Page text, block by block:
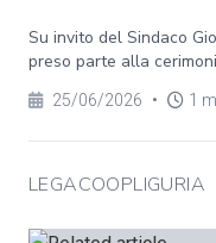
Su invito del Sindaco
preso parte alla
25/06/2026 • 1
LEGACOOPLIGURIA